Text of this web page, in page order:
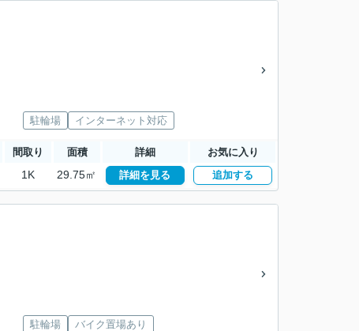
駐輪場 インターネット対応
間取り 面積 詳細 お気に入り
1K 29.75㎡ 詳細を見る 追加する
駐輪場 バイク置場あり